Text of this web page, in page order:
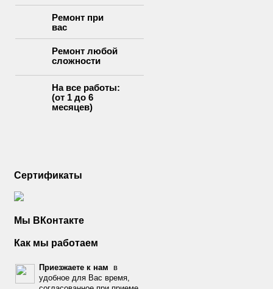
Ремонт при
вас
Ремонт любой
сложности
На все работы:
(от 1 до 6
месяцев)
Сертификаты
Мы ВКонтакте
Как мы работаем
Приезжаете к нам
в
удобное для Вас время,